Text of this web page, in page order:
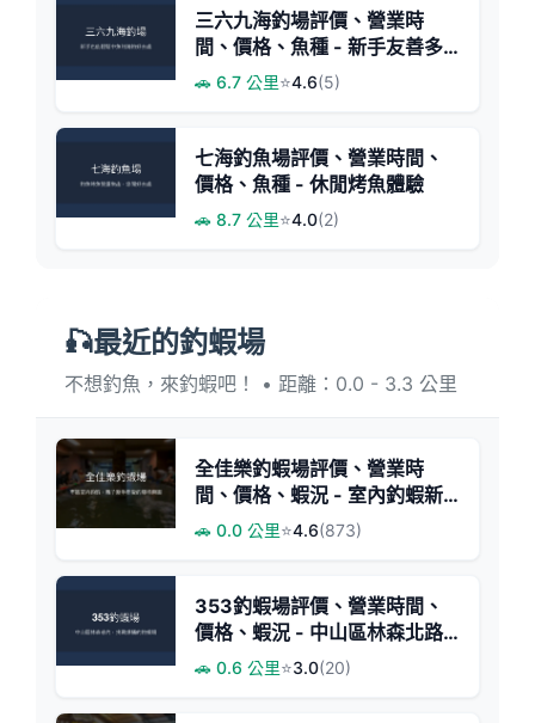
三六九海釣場評價、營業時
間、價格、魚種 - 新手友善多
魚種海釣體驗
🚗 6.7 公里⭐4.6(5)
七海釣魚場評價、營業時間、
價格、魚種 - 休閒烤魚體驗
🚗 8.7 公里⭐4.0(2)
🎣最近的釣蝦場
不想釣魚，來釣蝦吧！ • 距離：0.0 - 3.3 公里
全佳樂釣蝦場評價、營業時
間、價格、蝦況 - 室內釣蝦新
手友善體驗
🚗 0.0 公里⭐4.6(873)
353釣蝦場評價、營業時間、
價格、蝦況 - 中山區林森北路
釣蝦體驗
🚗 0.6 公里⭐3.0(20)